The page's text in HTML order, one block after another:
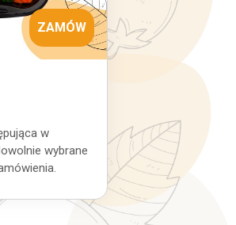
ZAMÓW
w
wybrane